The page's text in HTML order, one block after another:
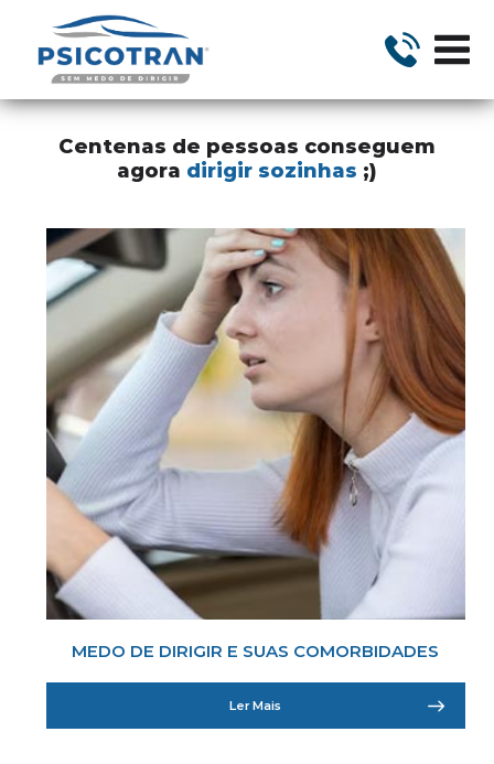
Centenas de pessoas conseguem
agora dirigir sozinhas ;)
MEDO DE DIRIGIR E SUAS COMORBIDADES
Ler Mais